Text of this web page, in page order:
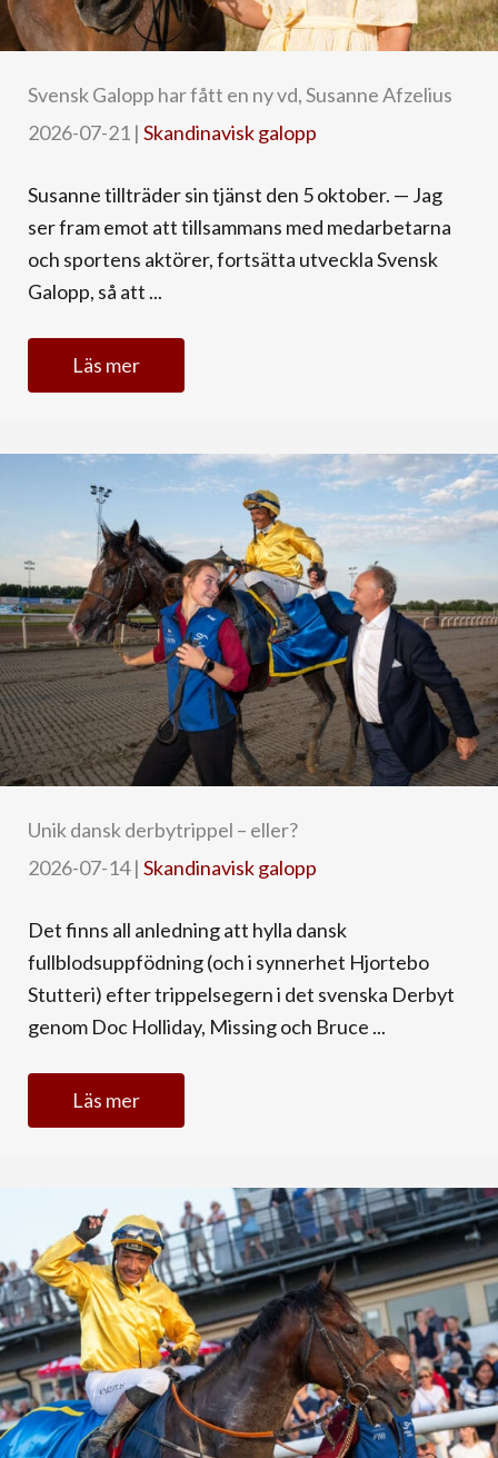
Svensk Galopp har fått en ny vd, Susanne Afzelius
2026-07-21 | Skandinavisk galopp
Susanne tillträder sin tjänst den 5 oktober. — Jag
ser fram emot att tillsammans med medarbetarna
och sportens aktörer, fortsätta utveckla Svensk
Galopp, så att ...
Läs mer
Unik dansk derbytrippel – eller?
2026-07-14| Skandinavisk galopp
Det finns all anledning att hylla dansk
fullblodsuppfödning (och i synnerhet Hjortebo
Stutteri) efter trippelsegern i det svenska Derbyt
genom Doc Holliday, Missing och Bruce ...
Läs mer